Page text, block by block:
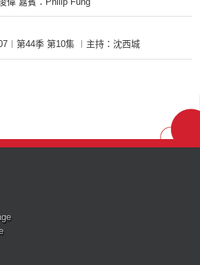
第44季 第10集 ︱主持：沈西城